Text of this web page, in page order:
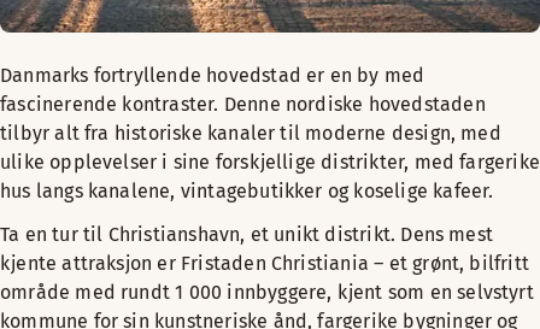
Danmarks fortryllende hovedstad er en by med
fascinerende kontraster. Denne nordiske hovedstaden
tilbyr alt fra historiske kanaler til moderne design, med
ulike opplevelser i sine forskjellige distrikter, med fargerike
hus langs kanalene, vintagebutikker og koselige kafeer.
Ta en tur til Christianshavn, et unikt distrikt. Dens mest
kjente attraksjon er Fristaden Christiania – et grønt, bilfritt
område med rundt 1 000 innbyggere, kjent som en selvstyrt
kommune for sin kunstneriske ånd, fargerike bygninger og